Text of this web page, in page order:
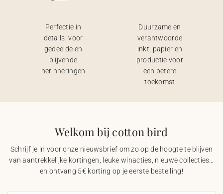
Perfectie in
details, voor
gedeelde en
blijvende
herinneringen
Duurzame en
verantwoorde
inkt, papier en
productie voor
een betere
toekomst
Welkom bij cotton bird
Schrijf je in voor onze nieuwsbrief om zo op de hoogte te blijven
van aantrekkelijke kortingen, leuke winacties, nieuwe collecties…
en ontvang 5€ korting op je eerste bestelling!